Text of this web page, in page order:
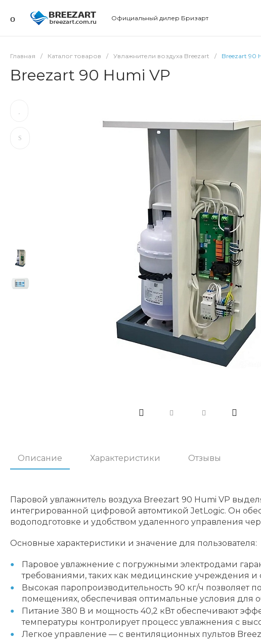
Официальный дилер Бризарт
Главная / Каталог товаров / Увлажнители воздуха Breezart / Breezart 90
Breezart 90 Humi VP
Описание Характеристики Отзывы
Паровой увлажнитель воздуха Breezart 90 Humi VP
интегрированной цифровой автомтикой JetLogic. Он
водоподготовке и удобством удаленного управления
Основные характеристики и значение для пользователя:
Паровое увлажнение с погружными электродами
требованиями, таких как медицинские учреждения и
Высокая паропроизводительность 90 кг/ч
помещениях, обеспечивая оптимальные условия для
Питание 380 В и мощность 40,2 кВт обеспечивают
температуры контролирует процесс увлажнения с
Легкое управление — с вентиляционных пультов